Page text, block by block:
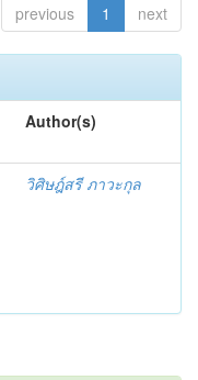
previous 1 next
Author(s)
วิศิษฎ์สรี ภาวะกุล